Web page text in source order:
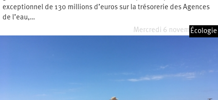
exceptionnel de 130 millions d’euros sur la trésorerie des Agences
de l’eau,…
Mercredi 6 novembre 2024
Écologie